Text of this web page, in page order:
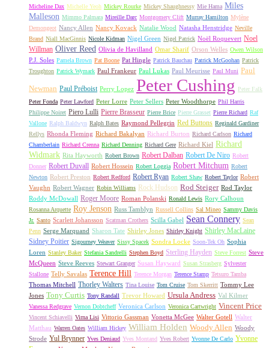
Micheline Dax Michelle Yeoh Mickey Rourke Mickey Shaughnessy Mie Hama Miles
Malleson Mimmo Palmara Mireille Darc Montgomery Clift Murray Hamilton Mylène
Demongeot Nancy Allen Nancy Kovack Natalie Wood Natasha Henstridge Neville
Brand Niall MacGinnis Nicole Kidman Nigel Green Nigel Patrick Noël Roquevert Noel
Willman Oliver Reed Olivia de Havilland Omar Sharif Orson Welles Owen Wilson
P.J. Soles Pamela Brown Pat Boone Pat Hingle Patrick Bauchau Patrick McGoohan Patrick
Troughton Patrick Wymark Paul Frankeur Paul Lukas Paul Meurisse Paul Muni Paul
Newman Paul Préboist Perry Lopez Peter Cushing Peter Falk
Peter Fonda Peter Lawford Peter Lorre Peter Sellers Peter Woodthorpe Phil Harris
Philippe Noiret Piero Lulli Pierre Brasseur Pierre Brice Pierre Grasset Pierre Richard Raf
Vallone Ralph Baldwyn Ralph Bates Raymond Pellegrin Red Buttons Reginald Gardiner
Rellys Rhonda Fleming Richard Bakalyan Richard Burton Richard Carlson Richard
Chamberlain Richard Crenna Richard Denning Richard Gere Richard Kiel Richard
Widmark Rita Hayworth Robert Brown Robert Dalban Robert De Niro Robert
Donner Robert Duvall Robert Hossein Robert Loggia Robert Mitchum Robert
Newton Robert Preston Robert Redford Robert Ryan Robert Shaw Robert Taylor Robert
Vaughn Robert Wagner Robin Williams Rock Hudson Rod Steiger Rod Taylor
Roddy McDowall Roger Moore Roman Polanski Ronald Lewis Rory Calhoun
Rosanna Arquette Roy Jenson Russ Tamblyn Russell Collins Sal Mineo Sammy Davis
Jr. Santo Scarlett Johansson Scatman Crothers Scilla Gabel Sean Connery Sean
Penn Serge Marquand Sharon Tate Shirley Jones Shirley Knight Shirley MacLaine
Sidney Poitier Sigourney Weaver Sissy Spacek Sondra Locke Soon-Tek Oh Sophia
Loren Stanley Baker Stefania Sandrelli Stephen Boyd Sterling Hayden Steve Forrest Steve
McQueen Steve Reeves Stewart Granger Susan Hayward Susan Strasberg Sylvester
Stallone Telly Savalas Terence Hill Terence Morgan Terence Stamp Tetsuro Tamba
Thomas Mitchell Thorley Walters Tina Louise Tom Cruise Tom Skerritt Tommy Lee
Jones Tony Curtis Tony Randall Trevor Howard Ursula Andress Val Kilmer
Vanessa Redgrave Vernon Dobtcheff Veronica Carlson Veronica Cartwright Vincent Price
Vincent Schiavelli Virna Lisi Vittorio Gassman Vonetta McGee Walter Gotell Walter
Matthau Warren Oates William Hickey William Holden Woody Allen Woody
Strode Yul Brynner Yves Deniaud Yves Montand Yves Robert Yvonne De Carlo Yvonne